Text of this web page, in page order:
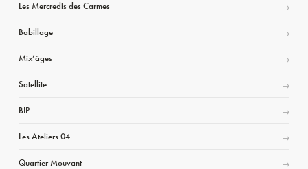
Les Mercredis des Carmes
Babillage
Mix’âges
Satellite
BIP
Les Ateliers 04
Quartier Mouvant